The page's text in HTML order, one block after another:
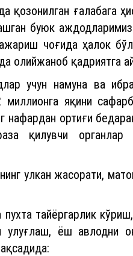
ғалабага
буюк
чоғида ҳалок
олийжаноб қадриятга
учун намуна ва
яқини
ортиғи
қилувчи органлар
улкан жасорати,
тайёргарлик
улуғлаш, ёш авлодни